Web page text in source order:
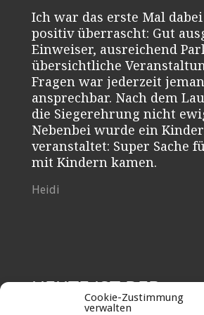
Cookie-Zustimmung
verwalten
Ich war das erste Mal
positiv überrascht: Gut
Einweiser, ausreichend
übersichtliche
Fragen war jederzeit
ansprechbar. Nach dem
die Siegerehrung nicht
Nebenbei wurde ein
veranstaltet: Super Sache
mit Kindern kamen.
Heidi
HEUTE IST DER